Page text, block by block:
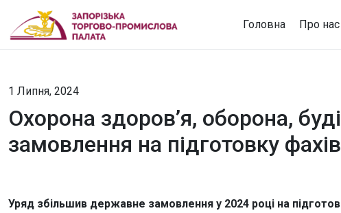
Головна Про нас
1 Липня, 2024
Охорона здоров’я, оборона,
замовлення на підготовку
Уряд збільшив державне замовлення у 2024 році на